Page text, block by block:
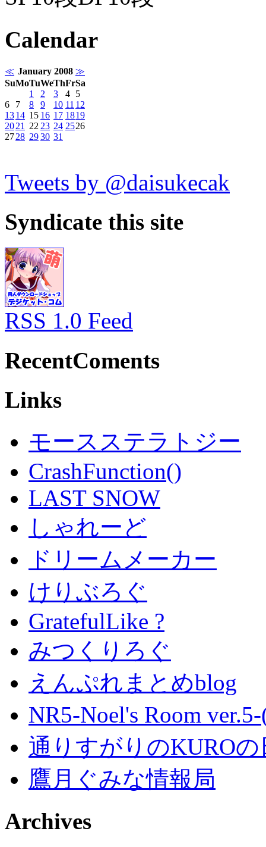
Calendar
≪ January 2008 ≫
SuMoTuWeThFrSa
1
2 3 4 5
6
7 8 9 10 11 12
1314 15 16 17 1819
2021 22 23 24 2526
2728 2930 31
Tweets by @daisukecak
Syndicate this site
RSS 1.0 Feed
RecentComents
Links
モースステラトジー
CrashFunction()
LAST SNOW
しゃれーど
ドリームメーカー
けりぶろぐ
GratefulLike ?
みつくりろぐ
えんぷれまとめblog
NR5-Noel's Room
通りすがりのKURO
鷹月ぐみな情報局
Archives